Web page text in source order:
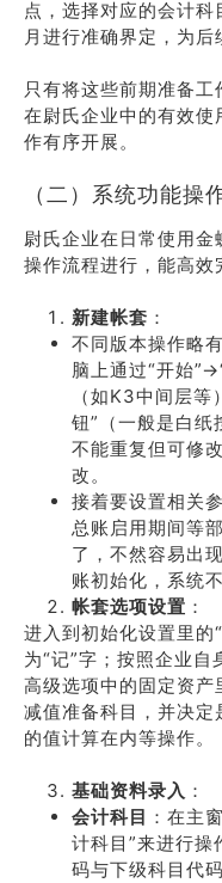
点，选择对应的会计
月进行准确界定，为后
只有将这些前期准备
在尉氏企业中的有效
作有序开展。
（二）系统功能操
尉氏企业在日常使用
操作流程进行，能高效
新建帐套 ：
不同版本操作略
脑上通过“开始
（如K3中间层
钮”（一般是白纸
不能重复但可修
改。
接着要设置相关
总账启用期间等
了，不然容易出
账初始化，系统
帐套选项设置 ：
进入到初始化设置里的
为“记”字；按照企业
高级选项中的固定资
减值准备科目，并决定
的值计算在内等操作。
基础资料录入 ：
会计科目 ：在主
计科目”来进行操
码与下级科目代